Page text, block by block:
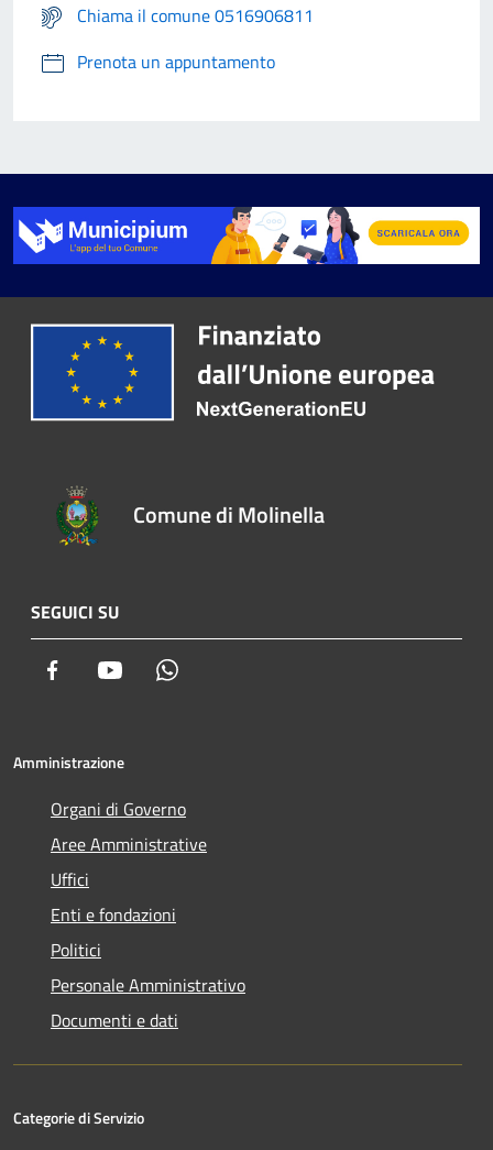
Chiama il comune 0516906811
Prenota un appuntamento
Comune di Molinella
SEGUICI SU
Facebook Youtube
Amministrazione
Organi di Governo
Aree Amministrative
Uffici
Enti e fondazioni
Politici
Personale Amministrativo
Documenti e dati
Categorie di Servizio